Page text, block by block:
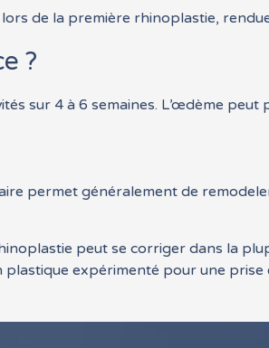
de la première rhinoplastie,
?
sur 4 à 6 semaines. L’œdème peut
permet généralement de
peut se corriger dans la
expérimenté pour une prise